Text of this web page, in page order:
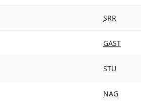
SRR
GAST
STU
NAG